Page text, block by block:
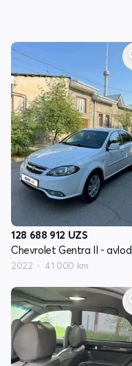
128 688 912 UZS
Chevrolet Gentra II - avlod
2022 41 000 km